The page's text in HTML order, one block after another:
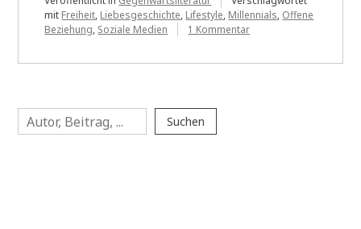
mit Freiheit, Liebesgeschichte, Lifestyle, Millennials, Offene
Beziehung, Soziale Medien 1 Kommentarzu
Suchen
Suchen